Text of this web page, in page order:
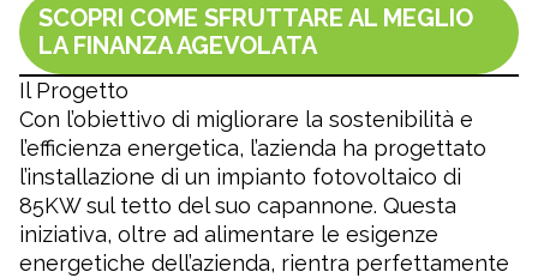
SCOPRI COME SFRUTTARE AL MEGLIO
LA FINANZA AGEVOLATA
Il Progetto
Con l’obiettivo di migliorare la sostenibilità e
l’efficienza energetica, l’azienda ha progettato
l’installazione di un impianto fotovoltaico di
85KW sul tetto del suo capannone. Questa
iniziativa, oltre ad alimentare le esigenze
energetiche dell’azienda, rientra perfettamente